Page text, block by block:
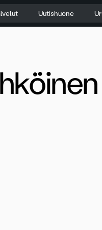
Uutishuone